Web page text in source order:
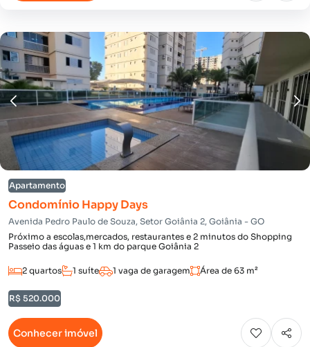
Apartamento
Condomínio Happy Days
Avenida Pedro Paulo de Souza, Setor Goiânia 2, Goiânia - GO
Próximo a escolas,mercados, restaurantes e 2 minutos do Shopping
Passeio das águas e 1 km do parque Goiânia 2
2 quartos 1 suíte 1 vaga de garagem Área de 63 m²
R$ 520.000
Conhecer imóvel